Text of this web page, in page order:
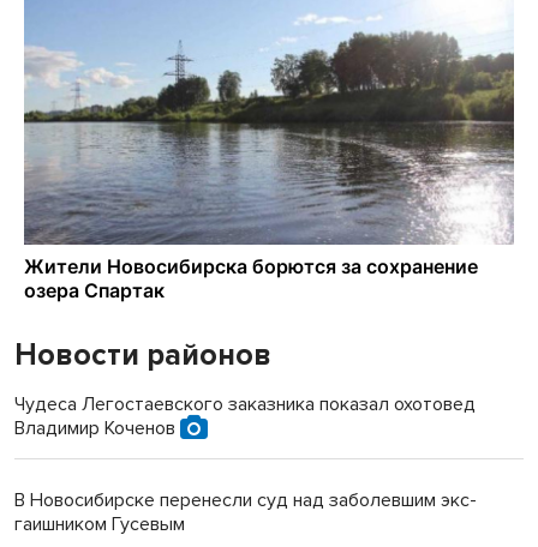
Новости районов
Чудеса Легостаевского заказника показал охотовед
Владимир Коченов
В Новосибирске перенесли суд над заболевшим экс-
гаишником Гусевым